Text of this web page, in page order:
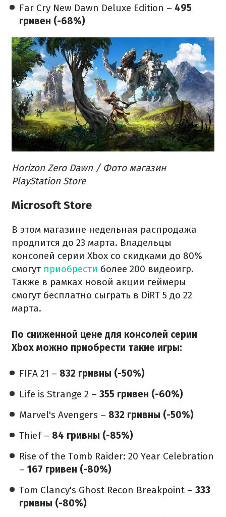
Far Cry New Dawn Deluxe Edition – 495
гривен (-68%)
Horizon Zero Dawn / Фото магазин
PlayStation Store
Microsoft Store
В этом магазине недельная распродажа
продлится до 23 марта. Владельцы
консолей серии Xbox со скидками до 80%
смогут приобрести более 200 видеоигр.
Также в рамках новой акции геймеры
смогут бесплатно сыграть в DiRT 5 до 22
марта.
По сниженной цене для консолей серии
Xbox можно приобрести такие игры:
FIFA 21 – 832 гривны (-50%)
Life is Strange 2 – 355 гривен (-60%)
Marvel's Avengers – 832 гривны (-50%)
Thief – 84 гривны (-85%)
Rise of the Tomb Raider: 20 Year Celebration
– 167 гривен (-80%)
Tom Clancy's Ghost Recon Breakpoint – 333
гривны (-80%)